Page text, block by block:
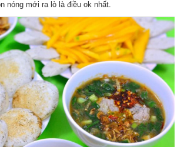
nóng mới ra lò là điều ok nhất.